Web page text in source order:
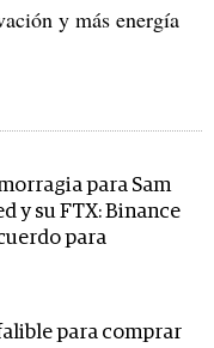
y más energía
para Sam
y su FTX: Binance
para
para comprar